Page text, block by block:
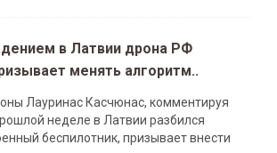
в Латвии дрона РФ
менять алгоритм..
Лауринас Касчюнас, комментируя
неделе в Латвии разбился
беспилотник, призывает внести